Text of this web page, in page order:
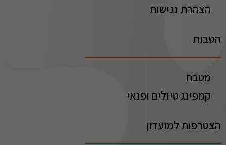
הצהרת נגישות
הטבות
מטבח
קמפינג טיולים ופנאי
הצטרפות למועדון